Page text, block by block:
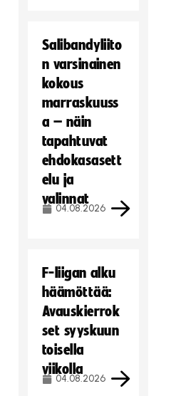
Salibandyliito
n varsinainen
kokous
marraskuuss
a – näin
tapahtuvat
ehdokasasett
elu ja
valinnat
04.08.2026
F-liigan alku
häämöttää:
Avauskierrok
set syyskuun
toisella
viikolla
04.08.2026